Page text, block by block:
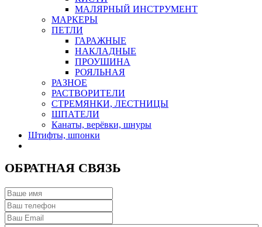
МАЛЯРНЫЙ ИНСТРУМЕНТ
МАРКЕРЫ
ПЕТЛИ
ГАРАЖНЫЕ
НАКЛАДНЫЕ
ПРОУШИНА
РОЯЛЬНАЯ
РАЗНОЕ
РАСТВОРИТЕЛИ
СТРЕМЯНКИ, ЛЕСТНИЦЫ
ШПАТЕЛИ
Канаты, верёвки, шнуры
Штифты, шпонки
ОБРАТНАЯ СВЯЗЬ